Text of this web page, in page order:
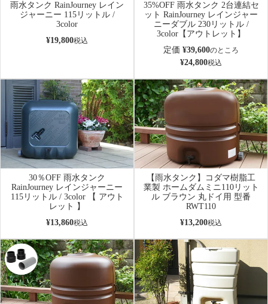
雨水タンク RainJourney レイン
ジャーニー 115リットル /
3color
¥19,800税込
35%OFF 雨水タンク 2台連結セ
ット RainJourney レインジャー
ニーダブル 230リットル /
3color【アウトレット】
定価 ¥39,600のところ
¥24,800税込
30％OFF 雨水タンク
RainJourney レインジャーニー
115リットル / 3color 【 アウト
レット 】
¥13,860税込
【雨水タンク】コダマ樹脂工
業製 ホームダムミニ110リット
ル ブラウン 丸ドイ用 型番
RWT110
¥13,200税込